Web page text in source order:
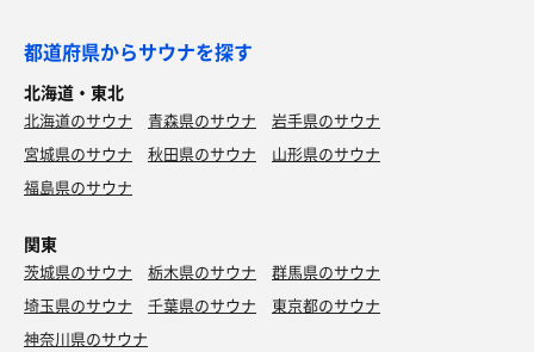
都道府県からサウナを探す
北海道・東北
北海道のサウナ 青森県のサウナ
岩手県のサウナ
宮城県のサウナ
秋田県のサウナ
山形県のサウナ
福島県のサウナ
関東
茨城県のサウナ 栃木県のサウナ
群馬県のサウナ
埼玉県のサウナ
千葉県のサウナ
東京都のサウナ
神奈川県のサウナ